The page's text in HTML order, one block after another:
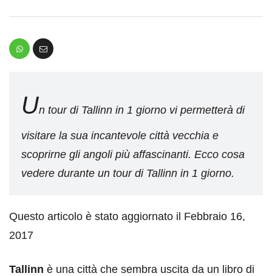
Un tour di Tallinn in 1 giorno vi permetterà di
visitare la sua incantevole città vecchia e
scoprirne gli angoli più affascinanti. Ecco cosa
vedere durante un tour di Tallinn in 1 giorno.
Questo articolo è stato aggiornato il Febbraio 16,
2017
Tallinn è una città che sembra uscita da un libro di